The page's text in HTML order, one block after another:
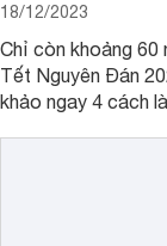
18/12/2023
Chỉ còn khoảng 60
Tết Nguyên Đán
khảo ngay 4 cách